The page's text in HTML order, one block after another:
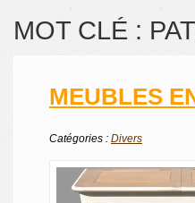
MOT CLÉ :
MEUBLES
Catégories : Divers